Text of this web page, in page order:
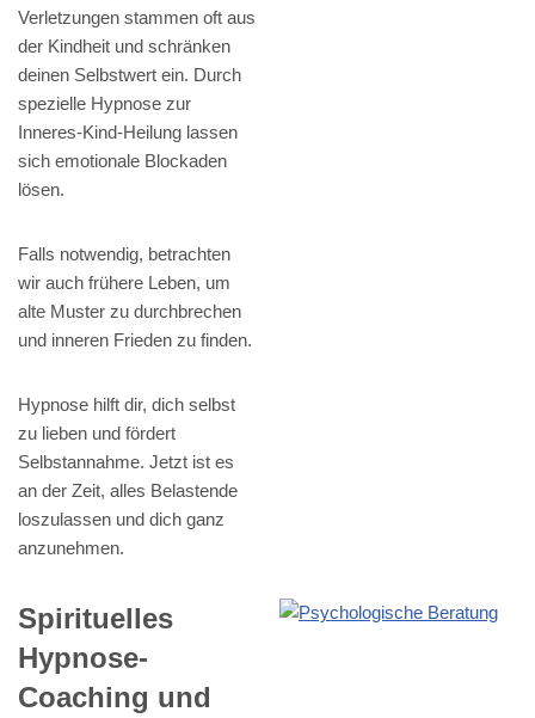
Verletzungen stammen oft aus
der Kindheit und schränken
deinen Selbstwert ein. Durch
spezielle Hypnose zur
Inneres-Kind-Heilung lassen
sich emotionale Blockaden
lösen.
Falls notwendig, betrachten
wir auch frühere Leben, um
alte Muster zu durchbrechen
und inneren Frieden zu finden.
Hypnose hilft dir, dich selbst
zu lieben und fördert
Selbstannahme. Jetzt ist es
an der Zeit, alles Belastende
loszulassen und dich ganz
anzunehmen.
Spirituelles
Hypnose-
Coaching und